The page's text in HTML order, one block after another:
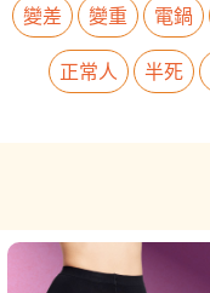
變差
變重 電鍋
正常人
半死